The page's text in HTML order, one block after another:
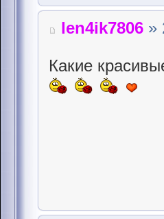
len4ik7806 »
Какие